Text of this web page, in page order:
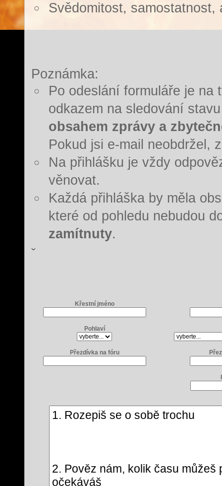
Svědomitost,
Poznámka:
Po odeslání formuláře je na
odkazem na sledování
obsahem zprávy a
Pokud jsi e-mail neobdržel,
Na přihlášku je vždy
věnovat.
Každá přihláška by měla
které od pohledu nebudou
zamítnuty.
ˇ
Křestní jméno
Pohlaví
Přezdívka na fóru